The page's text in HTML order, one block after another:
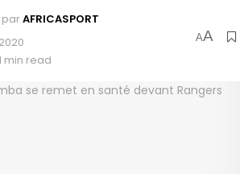
parAFRICASPORT
min read
AA